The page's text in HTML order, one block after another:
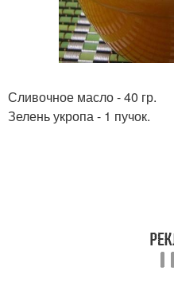
Сливочное масло - 40 гр.
Зелень укропа - 1 пучок.